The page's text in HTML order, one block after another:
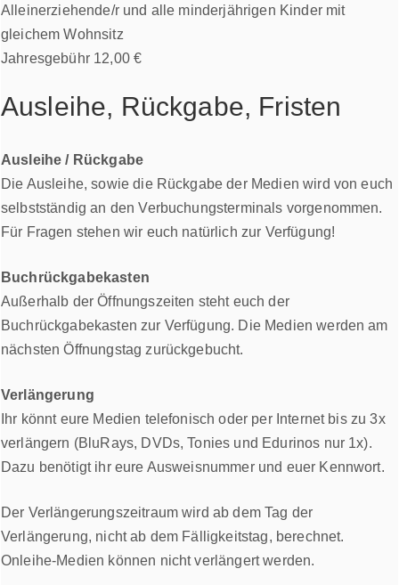
Alleinerziehende/r und alle minderjährigen Kinder mit
gleichem Wohnsitz
Jahresgebühr 12,00 €
Ausleihe, Rückgabe, Fristen
Ausleihe / Rückgabe
Die Ausleihe, sowie die Rückgabe der Medien wird von euch
selbstständig an den Verbuchungsterminals vorgenommen.
Für Fragen stehen wir euch natürlich zur Verfügung!
Buchrückgabekasten
Außerhalb der Öffnungszeiten steht euch der
Buchrückgabekasten zur Verfügung. Die Medien werden am
nächsten Öffnungstag zurückgebucht.
Verlängerung
Ihr könnt eure Medien telefonisch oder per Internet bis zu 3x
verlängern (BluRays, DVDs, Tonies und Edurinos nur 1x).
Dazu benötigt ihr eure Ausweisnummer und euer Kennwort.
Der Verlängerungszeitraum wird ab dem Tag der
Verlängerung, nicht ab dem Fälligkeitstag, berechnet.
Onleihe-Medien können nicht verlängert werden.